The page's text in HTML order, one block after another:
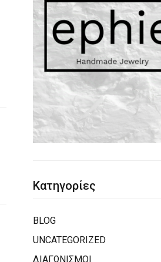
Κατηγορίες
BLOG
UNCATEGORIZED
ΔΙΑΓΩΝΙΣΜΟΙ